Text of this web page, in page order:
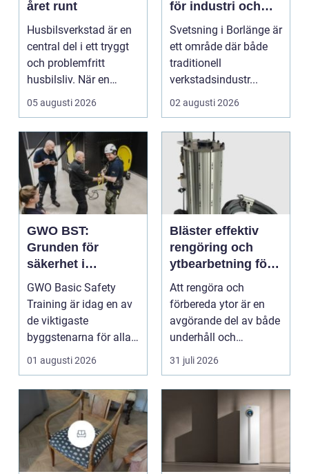
året runt
Husbilsverkstad är en
central del i ett tryggt
och problemfritt
husbilsliv. När en
husbil ...
05 augusti 2026
för industri och
konstruktion
Svetsning i Borlänge är
ett område där både
traditionell
verkstadsindustr...
02 augusti 2026
GWO BST:
Grunden för
säkerhet i
vindkraftsbransch
en
GWO Basic Safety
Training är idag en av
de viktigaste
byggstenarna för alla
som vill arbet...
01 augusti 2026
Bläster effektiv
rengöring och
ytbearbetning för
proffs och
hantverkare
Att rengöra och
förbereda ytor är en
avgörande del av både
underhåll och
renovering. Färg, rost,
smu...
31 juli 2026